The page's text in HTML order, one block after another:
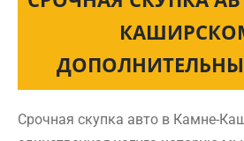
Срочная скупка авто в Камне-